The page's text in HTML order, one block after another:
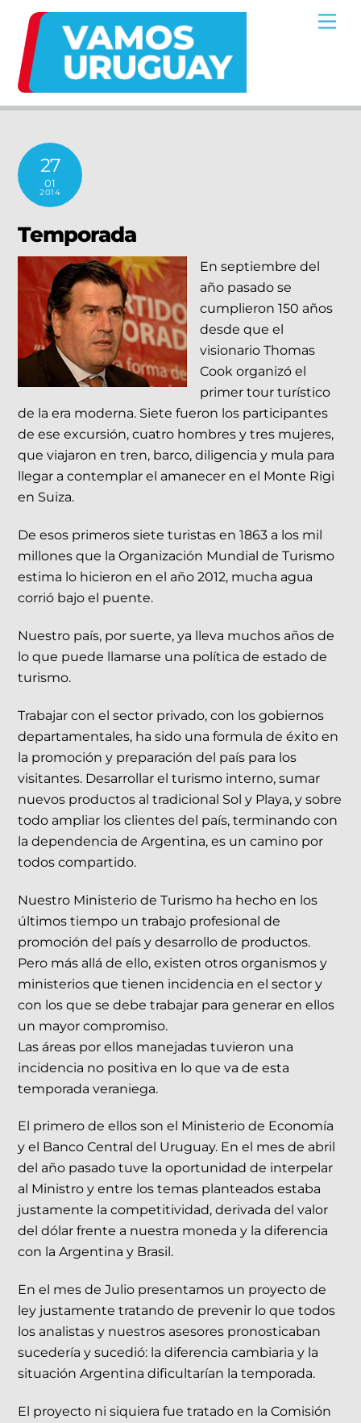
content
27
01
2014
Temporada
En septiembre del
año pasado se
cumplieron 150 años
desde que el
visionario Thomas
Cook organizó el
primer tour turístico
de la era moderna. Siete fueron los participantes
de ese excursión, cuatro hombres y tres mujeres,
que viajaron en tren, barco, diligencia y mula para
llegar a contemplar el amanecer en el Monte Rigi
en Suiza.
De esos primeros siete turistas en 1863 a los mil
millones que la Organización Mundial de Turismo
estima lo hicieron en el año 2012, mucha agua
corrió bajo el puente.
Nuestro país, por suerte, ya lleva muchos años de
lo que puede llamarse una política de estado de
turismo.
Trabajar con el sector privado, con los gobiernos
departamentales, ha sido una formula de éxito en
la promoción y preparación del país para los
visitantes. Desarrollar el turismo interno, sumar
nuevos productos al tradicional Sol y Playa, y sobre
todo ampliar los clientes del país, terminando con
la dependencia de Argentina, es un camino por
todos compartido.
Nuestro Ministerio de Turismo ha hecho en los
últimos tiempo un trabajo profesional de
promoción del país y desarrollo de productos.
Pero más allá de ello, existen otros organismos y
ministerios que tienen incidencia en el sector y
con los que se debe trabajar para generar en ellos
un mayor compromiso.
Las áreas por ellos manejadas tuvieron una
incidencia no positiva en lo que va de esta
temporada veraniega.
El primero de ellos son el Ministerio de Economía
y el Banco Central del Uruguay. En el mes de abril
del año pasado tuve la oportunidad de interpelar
al Ministro y entre los temas planteados estaba
justamente la competitividad, derivada del valor
del dólar frente a nuestra moneda y la diferencia
con la Argentina y Brasil.
En el mes de Julio presentamos un proyecto de
ley justamente tratando de prevenir lo que todos
los analistas y nuestros asesores pronosticaban
sucedería y sucedió: la diferencia cambiaria y la
situación Argentina dificultarían la temporada.
El proyecto ni siquiera fue tratado en la Comisión